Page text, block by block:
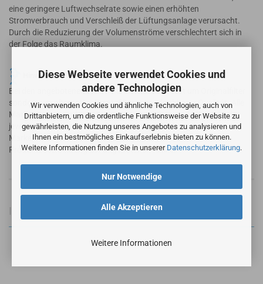
Diese Webseite verwendet Cookies und
andere Technologien
Wir verwenden Cookies und ähnliche Technologien, auch von
Drittanbietern, um die ordentliche Funktionsweise der Website zu
gewährleisten, die Nutzung unseres Angebotes zu analysieren und
Ihnen ein bestmögliches Einkaufserlebnis bieten zu können.
Weitere Informationen finden Sie in unserer Datenschutzerklärung.
Alle Akzeptieren
Nur Notwendige
Weitere Informationen
eine geringere Luftwechselrate sowie einen erhöhten
Stromverbrauch und Verschleiß der Lüftungsanlage verursacht.
Durch die Reduzierung der Volumenströme verschlechtert sich in
der Folge das Raumklima.
Hinweis
Bei den angebotenen Filtern handelt es sich nicht um Originalfilter
sondern um alternative Ersatzfilter in vergleichbarer Qualität. Alle
Markennamen und geschützte Warenzeichen sind Eigentum der
jeweiligen Markennameninhaber. Die Verwendung der
Markennamen / Warenzeichen dient lediglich der
Produktbeschreibung der angebotenen Artikel.
Informationen zur Produktsicherheit